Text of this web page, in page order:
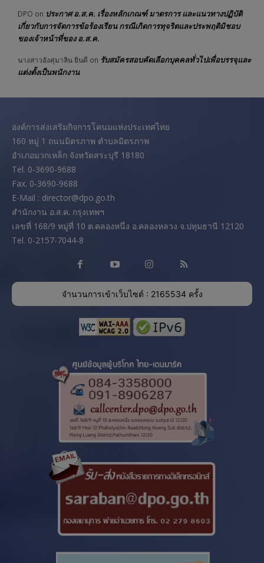
DPO on ประกาศ อ.ส.ค. เรื่องหลักเกณฑ์ มาตรการ และแนวทางปฏิบัติ
เกี่ยวกับการจัดการข้อร้องเรียน กรณีเกิดการทุจริตและประพฤติมิชอบ
ของเจ้าหน้าที่ของ อ.ส.ค.
นางสาวอังศุมาลิน ยินดี on รับสมัครสอบคัดเลือกบุคคลทั่วไปเพื่อบรรจุและ
แต่งตั้งเป็นพนักงาน
องค์การส่งเสริมกิจการโคนมแห่งประเทศไทย
160 หมู่ 1 ถนนมิตรภาพ ตำบลมิตรภาพ
อำเภอมวกเหล็ก จังหวัดสระบุรี 18180
Tel. 0-3690-9688
Fax. 0-3690-9688
E-Mail : director@dpo.go.th
สํานักงาน อ.ส.ค. กรุงเทพฯ
เลขที่ 168/9 หมู่ที่ 10 ต.คลองหนึ่ง อ.คลองหลวง จ.ปทุมธานี 12120
Tel. 0-2157-7044-8
จำนวนการเข้าเว็บไซต์ : 2165534 ครั้ง